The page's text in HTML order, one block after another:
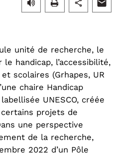
unité de recherche, le
handicap, l’accessibilité,
scolaires (Grhapes, UR
chaire Handicap
UNESCO, créée
projets de
une perspective
de la recherche,
2022 d’un Pôle